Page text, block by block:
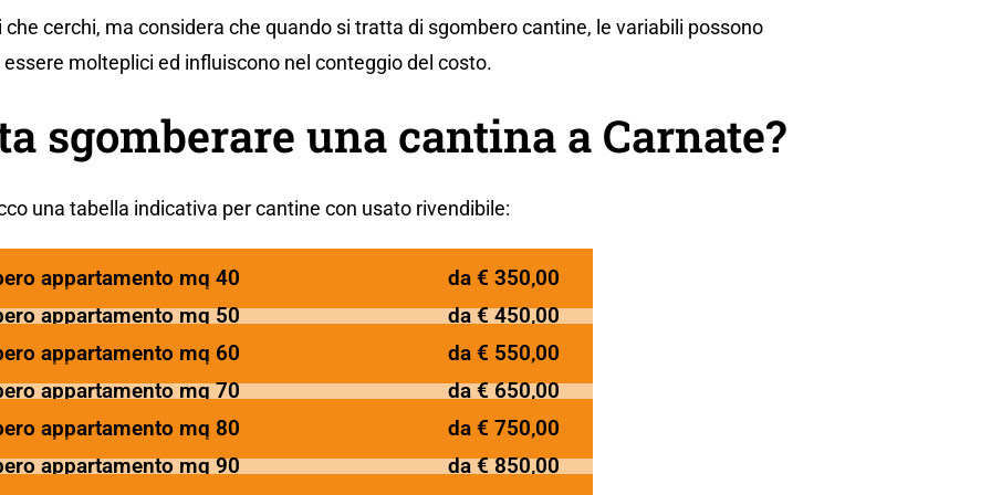
cerchi, ma considera che quando si tratta di sgombero cantine, le variabili possono
essere molteplici ed influiscono nel conteggio del costo.
sgomberare una cantina a Carnate?
una tabella indicativa per cantine con usato rivendibile:
appartamento mq 40
da € 350,00
appartamento mq 50
da € 450,00
appartamento mq 60
da € 550,00
appartamento mq 70
da € 650,00
appartamento mq 80
da € 750,00
appartamento mq 90
da € 850,00